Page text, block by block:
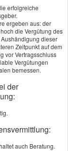
das
der Service
Beratung
13.09.2022:
Herrn
erfolgreiche
ergeben aus: der
die Vergütung des
dieser
Zeitpunkt auf dem
vor Vertragsschluss
Vergütungen
bemessen.
der
auch Beratung.